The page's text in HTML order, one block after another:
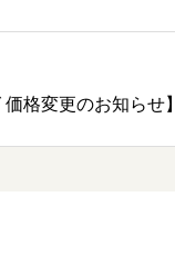
格変更のお知らせ】